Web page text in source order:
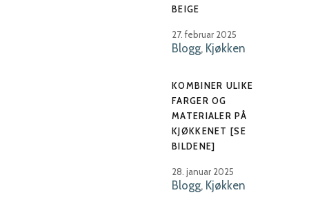
BEIGE
27. februar 2025
Blogg, Kjøkken
KOMBINER ULIKE
FARGER OG
MATERIALER PÅ
KJØKKENET [SE
BILDENE]
28. januar 2025
Blogg, Kjøkken